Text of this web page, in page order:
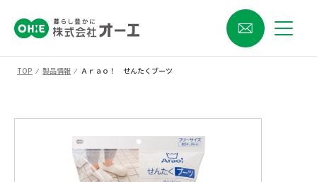
TOP ⁄ 製品情報 ⁄ Ａｒａｏ！ せんたくブーツ